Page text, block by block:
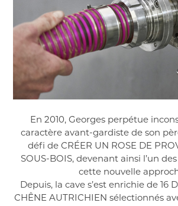
En 2010, Georges perpétue
caractère avant-gardiste de son
défi de CRÉER UN ROSE DE
SOUS-BOIS, devenant ainsi l’un des
cette nouvelle
Depuis, la cave s’est enrichie de 16
CHÊNE AUTRICHIEN sélectionnés